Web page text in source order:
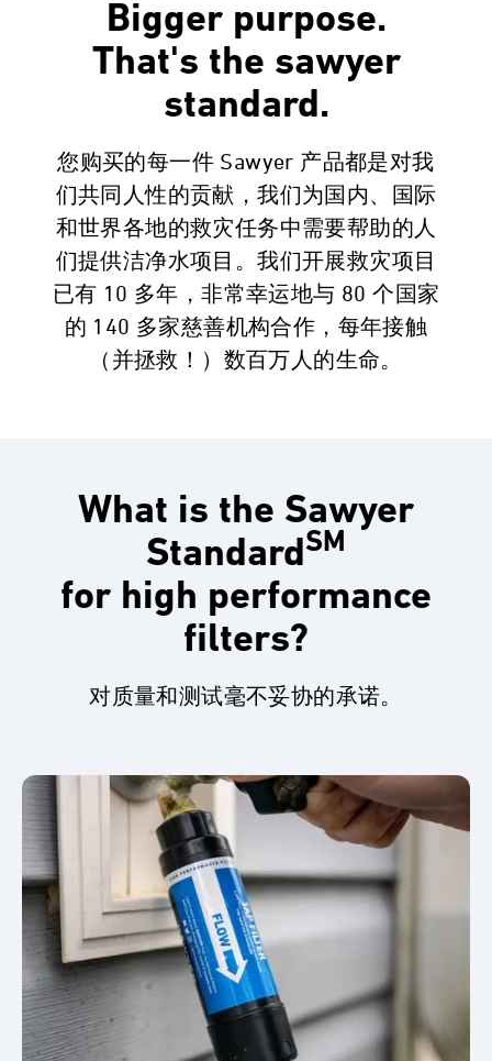
Bigger purpose.
That's the sawyer
standard.
您购买的每一件 Sawyer 产品都是对我
们共同人性的贡献，我们为国内、国际
和世界各地的救灾任务中需要帮助的人
们提供洁净水项目。我们开展救灾项目
已有 10 多年，非常幸运地与 80 个国家
的 140 多家慈善机构合作，每年接触
（并拯救！）数百万人的生命。
What is the Sawyer
StandardSM
for high performance
filters?
对质量和测试毫不妥协的承诺。
Quality Control
100% Individually Tested 3 Times
确保每个 Sawyer 过滤器的绝对微米数均为
Sawyer 不进行批量测试或失效统计测试。在
纤维元件制造完成后进行测试，在外壳组装完
成后进行两次测试，以确保有害病原体不会通
过密封外壳或内部O形环泄漏。